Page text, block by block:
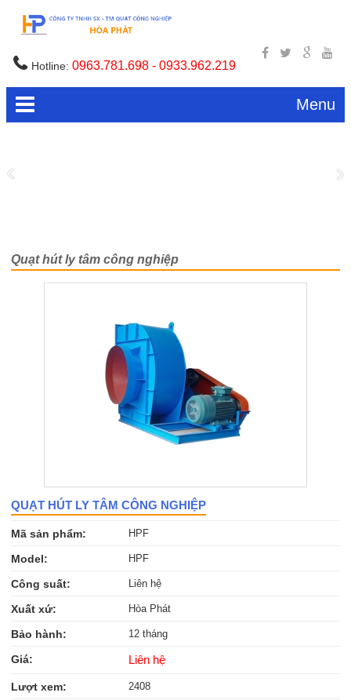
Hotline:0963.781.698 - 0933.962.219
Menu
Quạt hút ly tâm công nghiệp
QUẠT HÚT LY TÂM CÔNG NGHIỆP
Mã sản phẩm: HPF
Model: HPF
Công suất: Liên hệ
Xuất xứ: Hòa Phát
Bảo hành: 12 tháng
Giá: Liên hệ
Lượt xem: 2408